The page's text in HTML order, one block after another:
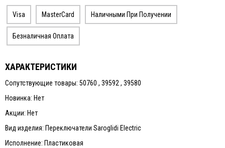
Visa MasterCard Наличными При Получении
Безналичная Оплата
ХАРАКТЕРИСТИКИ
Сопутствующие товары: 50760 , 39592 , 39580
Новинка: Нет
Акции: Нет
Вид изделия: Переключатели Saroglidi Electric
Исполнение: Пластиковая